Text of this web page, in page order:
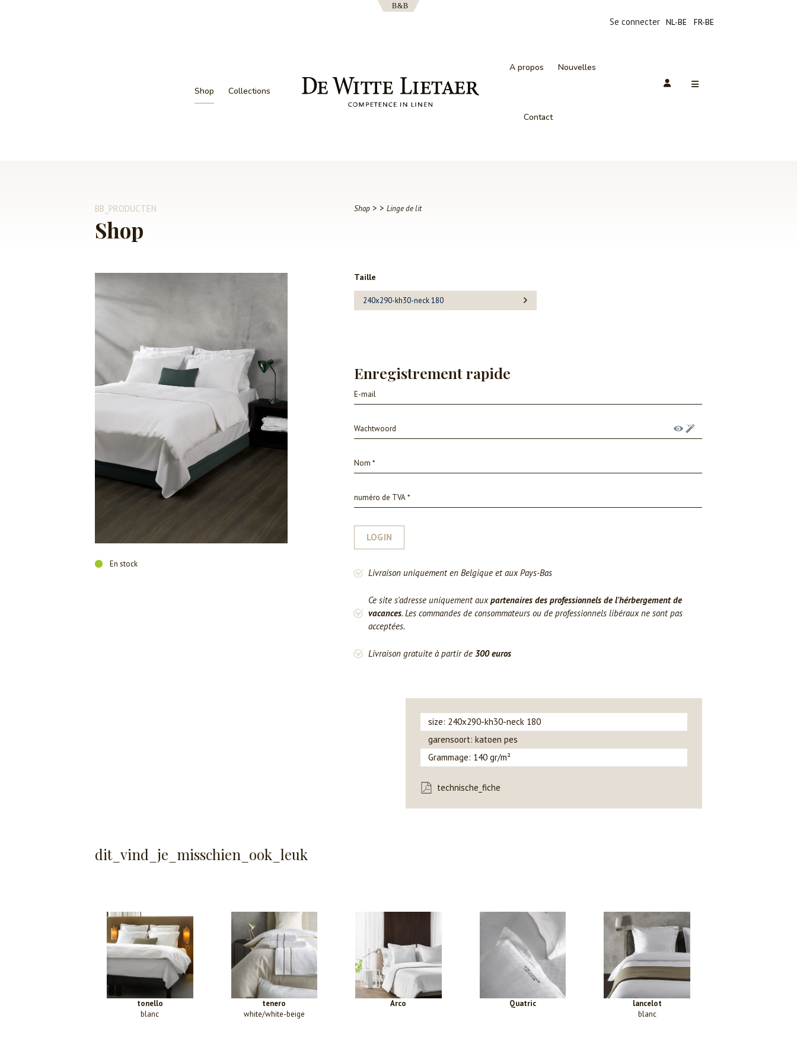
Shop Collections
Se connecter NL-BE FR-BE
A propos Nouvelles
Contact
BB_PRODUCTEN
Shop
En stock
Shop> > Linge de lit
Taille
240x290-kh30-neck 180
Enregistrement rapide
LOGIN
Livraison uniquement en Belgique et aux Pays-Bas
Ce site s'adresse uniquement auxpartenaires des professionnels de l'hérbergement de
vacances. Les commandes de consommateurs ou de professionnels libéraux ne sont pas
acceptées.
Livraison gratuite à partir de 300 euros
size: 240x290-kh30-neck 180
garensoort: katoen pes
Grammage: 140 gr/m²
technische_fiche
dit_vind_je_misschien_ook_leuk
tonello
blanc
tenero
white/white-beige
Arco Quatric
lancelot
blanc